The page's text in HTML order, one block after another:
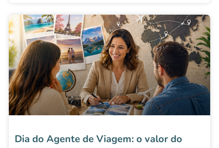
Dia do Agente de Viagem: o valor do